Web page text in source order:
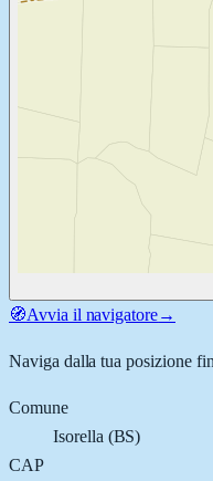
🧭Avvia il navigatore→
Naviga dalla tua posizione
Comune
Isorella (BS)
CAP